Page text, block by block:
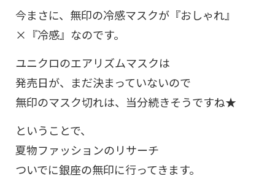
今まさに、無印の冷感マスクが『おしゃれ』
×『冷感』なのです。
ユニクロのエアリズムマスクは
発売日が、まだ決まっていないので
無印のマスク切れは、当分続きそうですね★
ということで、
夏物ファッションのリサーチ
ついでに銀座の無印に行ってきます。